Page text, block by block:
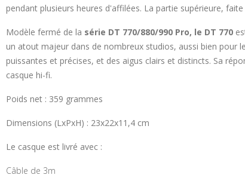
pendant plusieurs heures d'affilées. La partie supérieure,
Modèle fermé de la série DT 770/880/990 Pro, le DT 770
un atout majeur dans de nombreux studios, aussi bien pour
puissantes et précises, et des aigus clairs et distincts. Sa
casque hi-fi.
Poids net : 359 grammes
Dimensions (LxPxH) : 23x22x11,4 cm
Le casque est livré avec :
Câble de 3m